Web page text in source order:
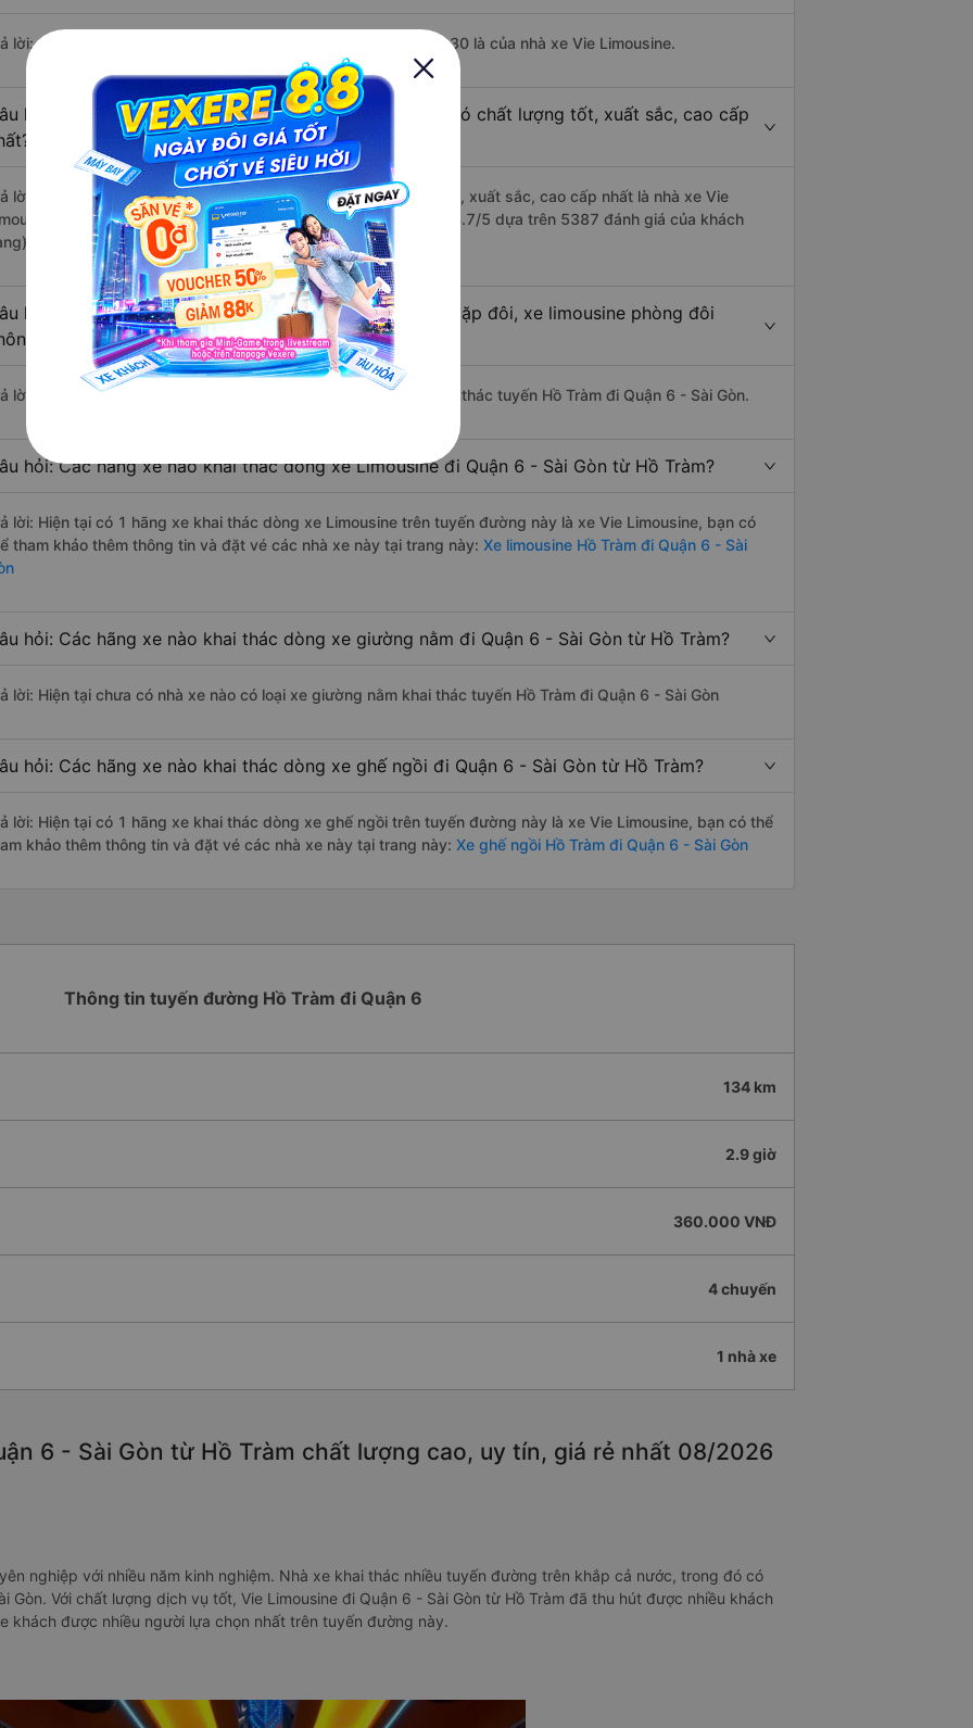
lời: Chuyến xe có giờ xuất phát trễ (muộn) nhất là vào lúc 14:30 là của nhà xe Vie Limousine.
hỏi: Review xe đi Quận 6 - Sài Gòn từ Hồ Tràm nào có chất lượng tốt, xuất sắc, cao cấp
lời: Những hãng xe đi Hồ Tràm Quận 6 - Sài Gòn chất lượng tốt, xuất sắc, cao cấp nhất là nhà xe Vie
đi Quận 6 - Sài Gòn từ Hồ Tràm với điểm chất lượng là 4.7/5 dựa trên 5387 đánh giá của khách
hỏi: Có loại xe Hồ Tràm Quận 6 - Sài Gòn dành cho cặp đôi, xe limousine phòng đôi
lời: Hiện tại chưa có nhà xe nào có loại xe giường nằm đôi khai thác tuyến Hồ Tràm đi Quận 6 - Sài Gòn.
hỏi: Các hãng xe nào khai thác dòng xe Limousine đi Quận 6 - Sài Gòn từ Hồ Tràm?
lời: Hiện tại có 1 hãng xe khai thác dòng xe Limousine trên tuyến đường này là xe Vie Limousine, bạn có
tham khảo thêm thông tin và đặt vé các nhà xe này tại trang này: Xe limousine Hồ Tràm đi Quận 6 - Sài
hỏi: Các hãng xe nào khai thác dòng xe giường nằm đi Quận 6 - Sài Gòn từ Hồ Tràm?
lời: Hiện tại chưa có nhà xe nào có loại xe giường nằm khai thác tuyến Hồ Tràm đi Quận 6 - Sài Gòn
hỏi: Các hãng xe nào khai thác dòng xe ghế ngồi đi Quận 6 - Sài Gòn từ Hồ Tràm?
lời: Hiện tại có 1 hãng xe khai thác dòng xe ghế ngồi trên tuyến đường này là xe Vie Limousine, bạn có thể
khảo thêm thông tin và đặt vé các nhà xe này tại trang này: Xe ghế ngồi Hồ Tràm đi Quận 6 - Sài Gòn
Thông tin tuyến đường Hồ Tràm đi Quận 6
134 km
2.9 giờ
360.000 VNĐ
4 chuyến
1 nhà xe
6 - Sài Gòn từ Hồ Tràm chất lượng cao, uy tín, giá rẻ nhất 08/2026
nghiệp với nhiều năm kinh nghiệm. Nhà xe khai thác nhiều tuyến đường trên khắp cả nước, trong đó có
Gòn. Với chất lượng dịch vụ tốt, Vie Limousine đi Quận 6 - Sài Gòn từ Hồ Tràm đã thu hút được nhiều khách
khách được nhiều người lựa chọn nhất trên tuyến đường này.